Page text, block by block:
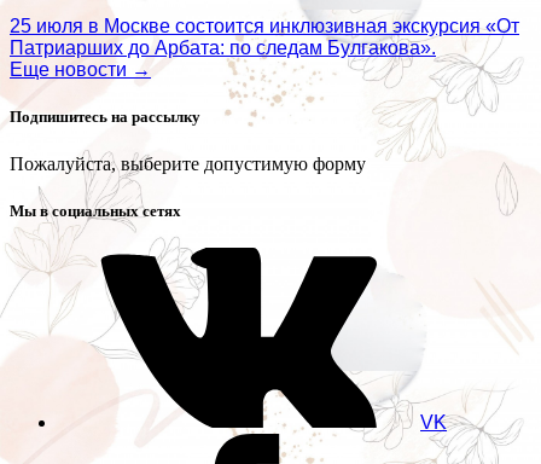
25 июля в Москве состоится инклюзивная экскурсия «От
Патриарших до Арбата: по следам Булгакова».
Еще новости →
Подпишитесь на рассылку
Пожалуйста, выберите допустимую форму
Мы в социальных сетях
VK